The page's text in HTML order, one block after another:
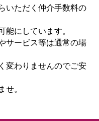
いただく仲介手数料の
能にしています。
サービス等は通常の場
変わりませんのでご安
せ。